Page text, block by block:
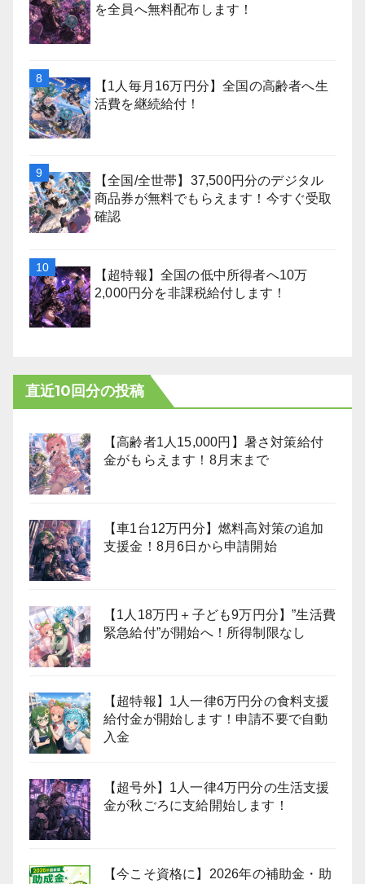
を全員へ無料配布します！
【1人毎月16万円分】全国の高齢者へ生
活費を継続給付！
【全国/全世帯】37,500円分のデジタル
商品券が無料でもらえます！今すぐ受取
確認
【超特報】全国の低中所得者へ10万
2,000円分を非課税給付します！
直近10回分の投稿
【高齢者1人15,000円】暑さ対策給付
金がもらえます！8月末まで
【車1台12万円分】燃料高対策の追加
支援金！8月6日から申請開始
【1人18万円＋子ども9万円分】”生活費
緊急給付”が開始へ！所得制限なし
【超特報】1人一律6万円分の食料支援
給付金が開始します！申請不要で自動
入金
【超号外】1人一律4万円分の生活支援
金が秋ごろに支給開始します！
【今こそ資格に】2026年の補助金・助